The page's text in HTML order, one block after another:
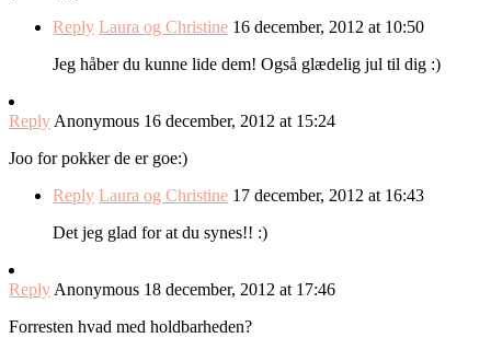
Reply Laura og Christine 16 december, 2012 at 10:50
Jeg håber du kunne lide dem! Også glædelig jul til dig :)
Reply Anonymous 16 december, 2012 at 15:24
Joo for pokker de er goe:)
Reply Laura og Christine 17 december, 2012 at 16:43
Det jeg glad for at du synes!! :)
Reply Anonymous 18 december, 2012 at 17:46
Forresten hvad med holdbarheden?